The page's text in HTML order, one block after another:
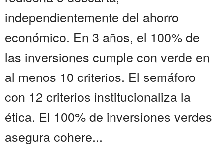
independientemente del ahorro
económico. En 3 años, el 100% de
las inversiones cumple con verde en
al menos 10 criterios. El semáforo
con 12 criterios institucionaliza la
ética. El 100% de inversiones verdes
asegura cohere...